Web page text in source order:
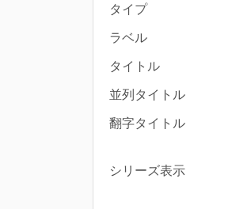
タイプ
ラベル
タイトル
並列タイトル
翻字タイトル
シリーズ表示